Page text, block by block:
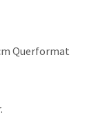
Querformat